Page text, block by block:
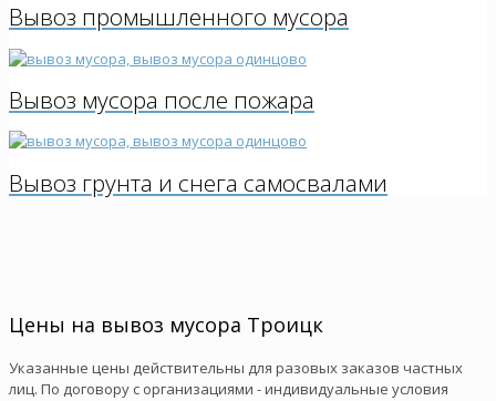
Вывоз промышленного мусора
Вывоз мусора после пожара
Вывоз грунта и снега самосвалами
Цены на вывоз мусора Троицк
Указанные цены действительны для разовых заказов частных
лиц. По договору с организациями - индивидуальные условия